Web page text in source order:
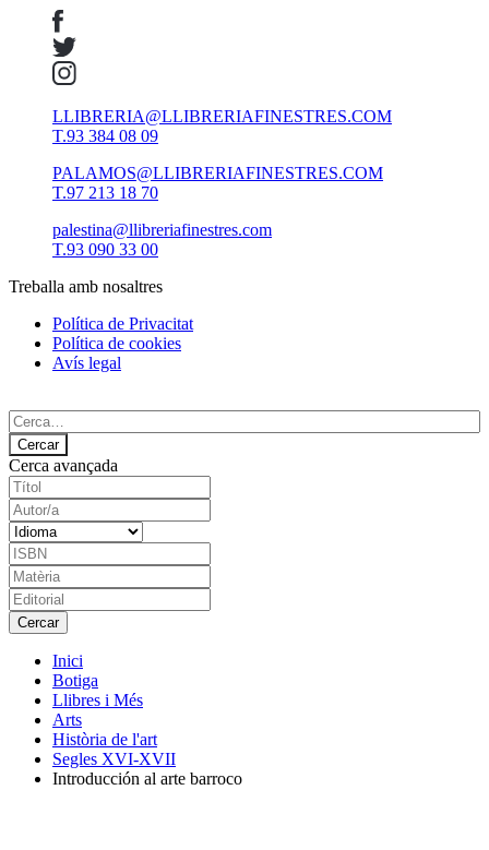
LLIBRERIA@LLIBRERIAFINESTRES.COM
T.93 384 08 09
PALAMOS@LLIBRERIAFINESTRES.COM
T.97 213 18 70
palestina@llibreriafinestres.com
T.93 090 33 00
Treballa amb nosaltres
Política de Privacitat
Política de cookies
Avís legal
Cerca avançada
Inici
Botiga
Llibres i Més
Arts
Història de l'art
Segles XVI-XVII
Introducción al arte barroco